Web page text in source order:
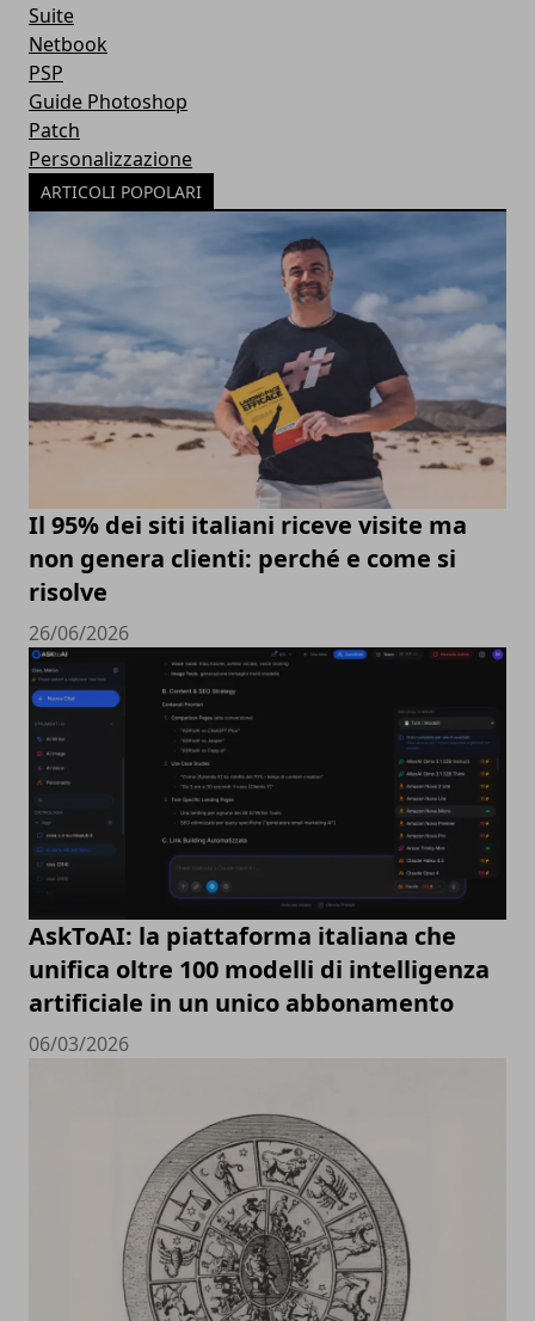
Suite
Netbook
PSP
Guide Photoshop
Patch
Personalizzazione
ARTICOLI POPOLARI
Il 95% dei siti italiani riceve visite ma
non genera clienti: perché e come si
risolve
26/06/2026
AskToAI: la piattaforma italiana che
unifica oltre 100 modelli di intelligenza
artificiale in un unico abbonamento
06/03/2026